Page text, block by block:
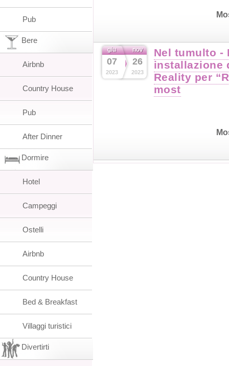
giu
07
2023
nov
26
2023
Nel tumulto -
installazione
Reality per
most
Pub
Bere
Airbnb
Country House
Pub
After Dinner
Dormire
Hotel
Campeggi
Ostelli
Airbnb
Country House
Bed & Breakfast
Villaggi turistici
Divertirti